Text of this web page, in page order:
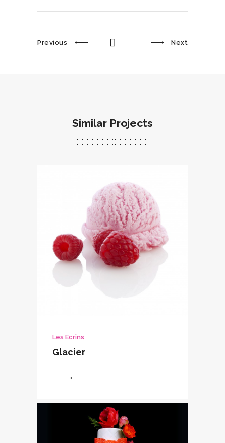
Previous Next
Similar Projects
Les Ecrins
Glacier